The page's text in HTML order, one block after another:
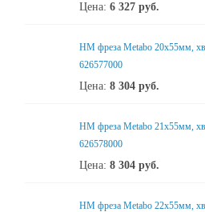
Цена: 6 327 руб.
HM фреза Metabo 20x55мм,
626577000
Цена: 8 304 руб.
HM фреза Metabo 21x55мм,
626578000
Цена: 8 304 руб.
HM фреза Metabo 22x55мм,